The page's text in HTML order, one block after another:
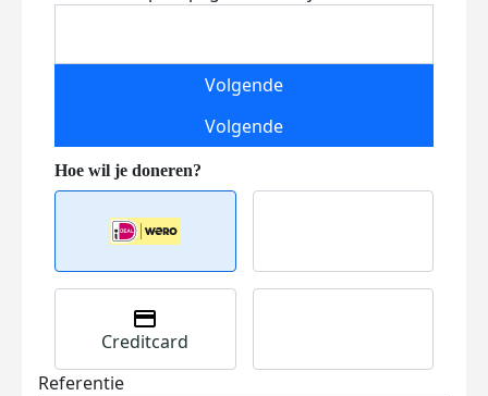
Volgende
Volgende
Creditcard
Referentie